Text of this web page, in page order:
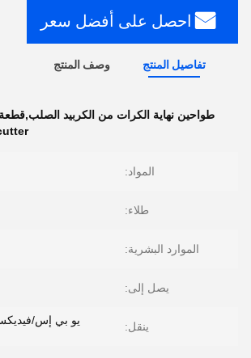
احصل على أفضل سعر
تفاصيل المنتج وصف المنتج
طواحين نهاية الكرات من الكربيد
المواد:
طلاء:
الموارد البشرية:
يصل إلى:
ينقل:
يو بي إس/